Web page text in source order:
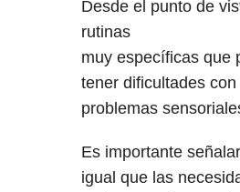
Desde el punto de
rutinas
muy específicas que
tener dificultades
problemas
Es importante
igual que las